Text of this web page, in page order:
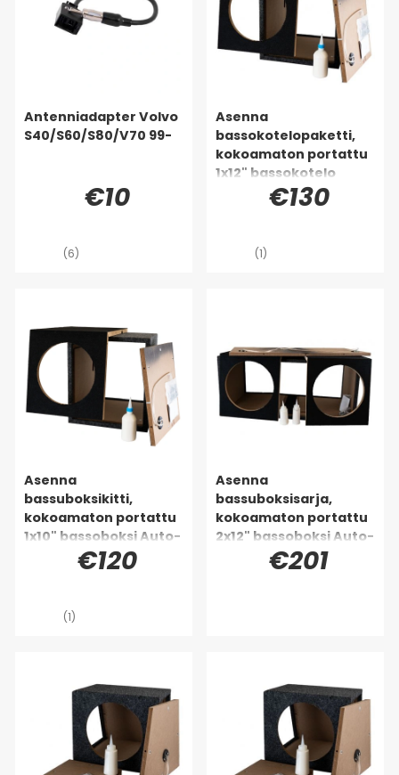
Antenniadapter Volvo
S40/S60/S80/V70 99-
€10
(6)
Asenna
bassokotelopaketti,
kokoamaton portattu
1x12" bassokotelo
Auto-Connectilta
€130
(1)
Asenna
bassuboksikitti,
kokoamaton portattu
1x10" bassoboksi Auto-
Connectilta€120
(1)
Asenna
bassuboksisarja,
kokoamaton portattu
2x12" bassoboksi Auto-
Connectilta€201